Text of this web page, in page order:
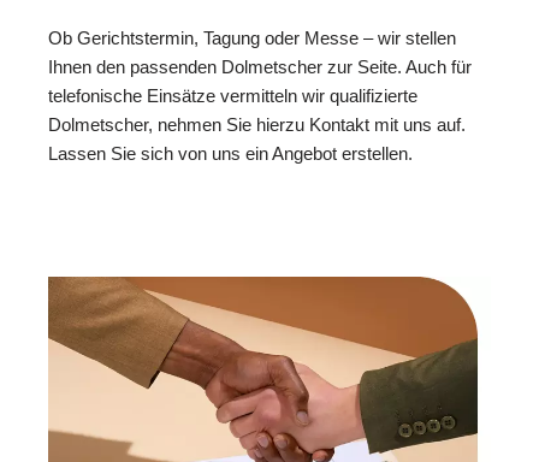
Ob Gerichtstermin, Tagung oder Messe – wir stellen
Ihnen den passenden Dolmetscher zur Seite. Auch für
telefonische Einsätze vermitteln wir qualifizierte
Dolmetscher, nehmen Sie hierzu Kontakt mit uns auf.
Lassen Sie sich von uns ein Angebot erstellen.